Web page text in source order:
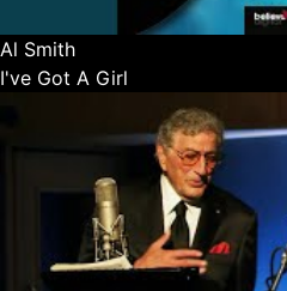
Al Smith
I've Got A Girl